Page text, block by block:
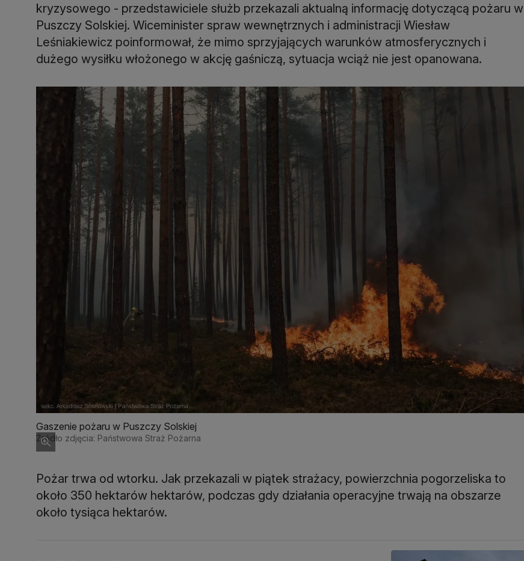
kryzysowego - przedstawiciele służb przekazali aktualną informację dotyczącą pożaru w
Puszczy Solskiej. Wiceminister spraw wewnętrznych i administracji Wiesław
Leśniakiewicz poinformował, że mimo sprzyjających warunków atmosferycznych i
dużego wysiłku włożonego w akcję gaśniczą, sytuacja wciąż nie jest opanowana.
Gaszenie pożaru w Puszczy Solskiej
Źródło zdjęcia: Państwowa Straż Pożarna
Pożar trwa od wtorku. Jak przekazali w piątek strażacy, powierzchnia pogorzeliska to
około 350 hektarów hektarów, podczas gdy działania operacyjne trwają na obszarze
około tysiąca hektarów.